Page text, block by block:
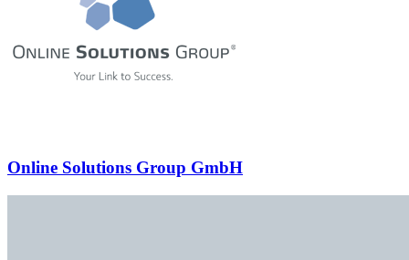
Online Solutions Group GmbH